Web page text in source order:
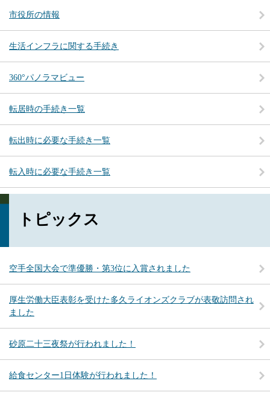
市役所の情報
生活インフラに関する手続き
360°パノラマビュー
転居時の手続き一覧
転出時に必要な手続き一覧
転入時に必要な手続き一覧
トピックス
空手全国大会で準優勝・第3位に入賞されました
厚生労働大臣表彰を受けた多久ライオンズクラブが表敬訪問され
ました
砂原二十三夜祭が行われました！
給食センター1日体験が行われました！